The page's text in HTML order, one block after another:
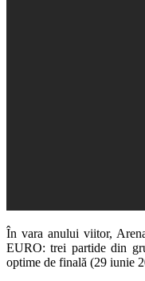
În vara anului viitor,
EURO: trei partide din
optime de finală (29 iunie